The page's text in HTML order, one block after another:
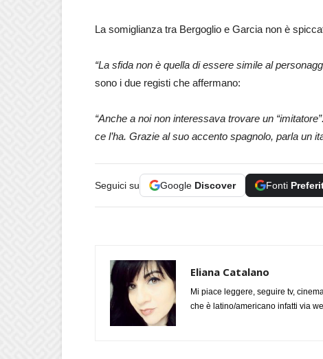
La somiglianza tra Bergoglio e Garcia non è
“La sfida non è quella di essere simile al
sono i due registi che affermano:
“Anche a noi non interessava trovare un
ce l’ha. Grazie al suo accento spagnolo, parla un
Seguici su Google Discover Fonti
Eliana Catalano
Mi piace leggere, seguire tv,
che è latino/americano infatti via